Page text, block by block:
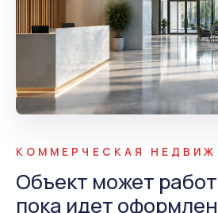
КОММЕРЧЕСКАЯ
Объект может
пока идет